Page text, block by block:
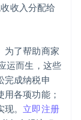
收入分配给
为了帮助商家
运而生，这些
完成纳税申
各项功能；
。 立即注册